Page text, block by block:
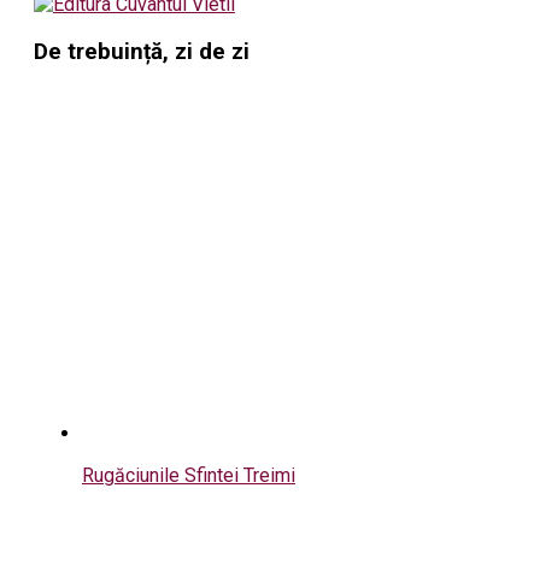
De trebuință, zi de zi
Rugăciunile Sfintei Treimi